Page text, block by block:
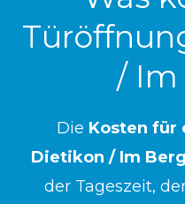
/ Im
Die Kosten für
Dietikon / Im Berg
der Tageszeit,